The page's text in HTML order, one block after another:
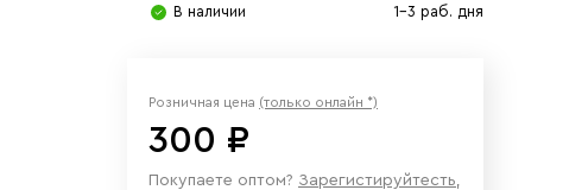
В наличии 1-3 раб. дня
Розничная цена (только онлайн *)
300 ₽
Покупаете оптом? Зарегистируйтесть,